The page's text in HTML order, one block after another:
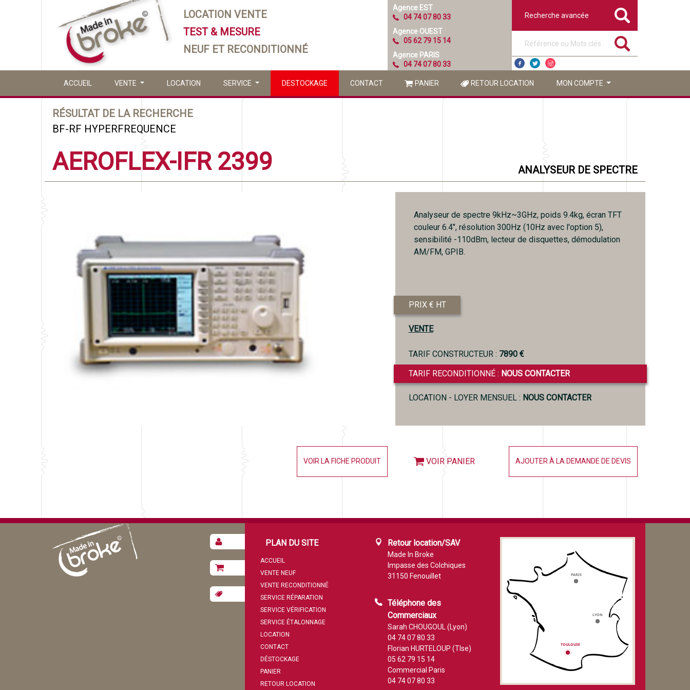
LOCATION VENTE
TEST & MESURE
NEUF ET RECONDITIONNÉ
Agence EST
04 74 07 80 33
Agence OUEST
05 62 79 15 14
Agence PARIS
04 74 07 80 33
Recherche avancée
ACCUEIL VENTE LOCATION SERVICE DESTOCKAGE CONTACT PANIER RETOUR LOCATION MON COMPTE
RÉSULTAT DE LA RECHERCHE
BF-RF HYPERFREQUENCE
AEROFLEX-IFR 2399 ANALYSEUR DE SPECTRE
Analyseur de spectre 9kHz~3GHz, poids 9.4kg, écran TFT
couleur 6.4", résolution 300Hz (10Hz avec l'option 5),
sensibilité -110dBm, lecteur de disquettes, démodulation
AM/FM, GPIB.
PRIX € HT
VENTE
TARIF CONSTRUCTEUR : 7890 €
TARIF RECONDITIONNÉ : NOUS CONTACTER
LOCATION - LOYER MENSUEL : NOUS CONTACTER
VOIR LA FICHE PRODUIT VOIR PANIER AJOUTER À LA DEMANDE DE DEVIS
PLAN DU SITE
ACCUEIL
VENTE NEUF
VENTE RECONDITIONNÉ
SERVICE RÉPARATION
SERVICE VÉRIFICATION
SERVICE ÉTALONNAGE
LOCATION
CONTACT
DÉSTOCKAGE
PANIER
RETOUR LOCATION
Retour location/SAV
Made In Broke
Impasse des Colchiques
31150 Fenouillet
Téléphone des
Commerciaux
Sarah CHOUGOUL (Lyon)
04 74 07 80 33
Florian HURTELOUP (Tlse)
05 62 79 15 14
Commercial Paris
04 74 07 80 33